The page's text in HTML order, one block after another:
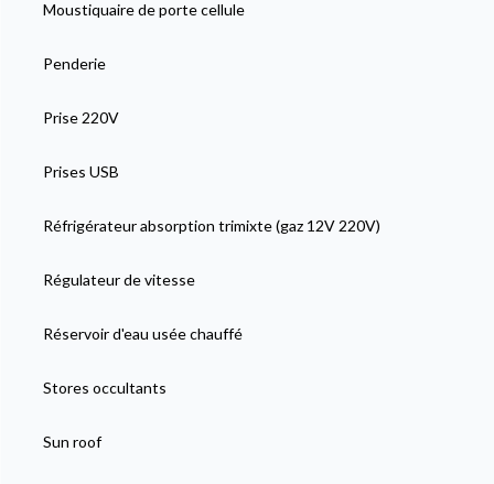
Moustiquaire de porte cellule
Penderie
Prise 220V
Prises USB
Réfrigérateur absorption trimixte (gaz 12V 220V)
Régulateur de vitesse
Réservoir d'eau usée chauffé
Stores occultants
Sun roof